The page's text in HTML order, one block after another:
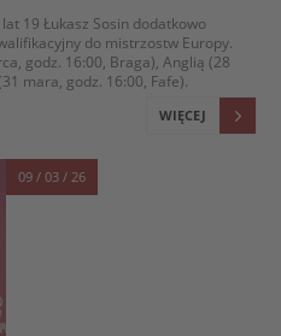
19 Łukasz Sosin dodatkowo
do mistrzostw Europy.
godz. 16:00, Braga), Anglią (28
mara, godz. 16:00, Fafe).
WIĘCEJ
09 / 03 / 26